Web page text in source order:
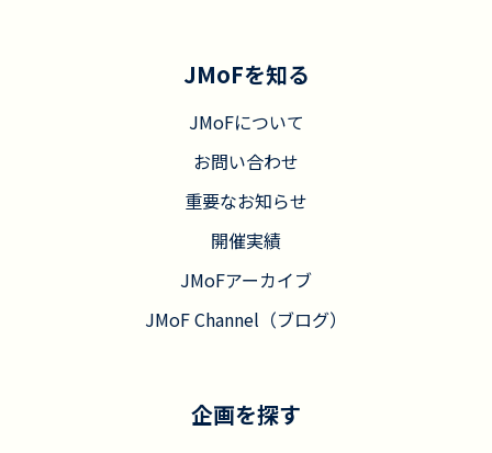
JMoFを知る
JMoFについて
お問い合わせ
重要なお知らせ
開催実績
JMoFアーカイブ
JMoF Channel（ブログ）
企画を探す